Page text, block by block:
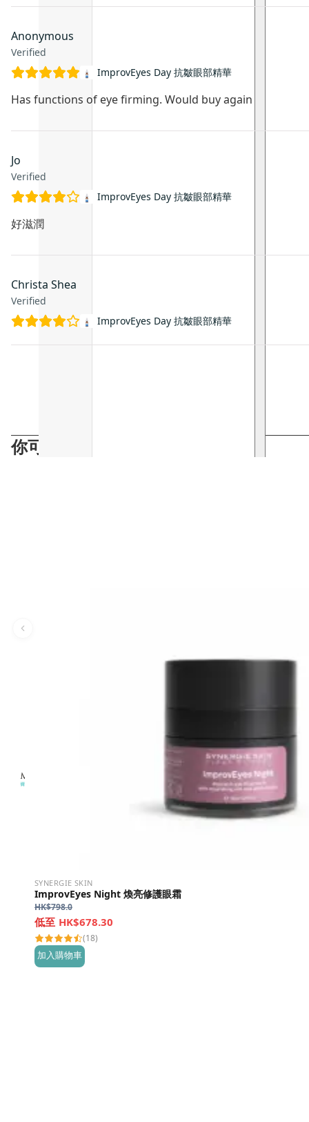
Anonymous
Verified
ImprovEyes Day 抗皺眼部精華
Has functions of eye firming. Would buy again
Jo
Verified
ImprovEyes Day 抗皺眼部精華
好滋潤
Christa Shea
Verified
ImprovEyes Day 抗皺眼部精華
你可能會喜歡
SYNERGIE SKIN
ImprovEyes Night 煥亮修護眼霜
HK$798.0
HK$678.30
(18)
加入購物車